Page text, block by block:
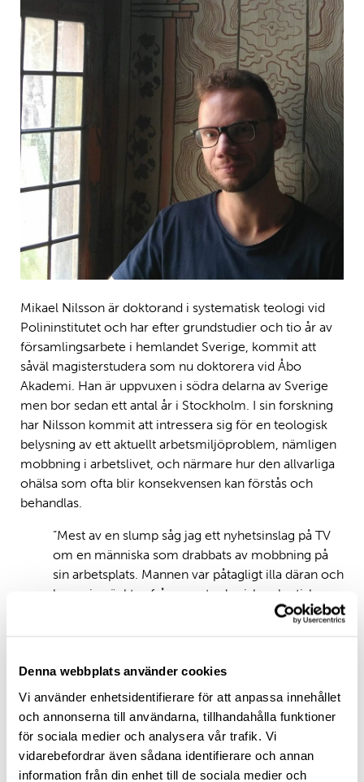
Denna webbplats använder cookies
Vi använder enhetsidentifierare för att anpassa innehållet
och annonserna till användarna, tillhandahålla funktioner
för sociala medier och analysera vår trafik. Vi
vidarebefordrar även sådana identifierare och annan
information från din enhet till de sociala medier och
Mikael Nilsson är doktorand i systematisk teologi vid
Polininstitutet och har efter grundstudier och tio år av
församlingsarbete i hemlandet Sverige, kommit att
såväl magisterstudera som nu doktorera vid Åbo
Akademi. Han är uppvuxen i södra delarna av Sverige
men bor sedan ett antal år i Stockholm. I sin forskning
har Nilsson kommit att intressera sig för en teologisk
belysning av ett aktuellt arbetsmiljöproblem, nämligen
mobbning i arbetslivet, och närmare hur den allvarliga
ohälsa som ofta blir konsekvensen kan förstås och
behandlas.
”Mest av en slump såg jag ett nyhetsinslag på TV
om en människa som drabbats av mobbning på
sin arbetsplats. Mannen var påtagligt illa däran och
hos mig väcktes frågor av teologisk och etisk
karaktär som manade till bearbetning.”
gradu-avhandling insåg han att teologiska perspektiv
arbetslivet’ är numera ett stort, internationellt och
ämnesöverskridande forskningsfält, men teologiska
perspektiv är relativt svåra att finna, åtminstone som
samspelar med annan forskning på området.